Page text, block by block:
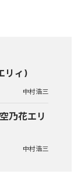
リィ)
中村浩三
乃花エリ
中村浩三